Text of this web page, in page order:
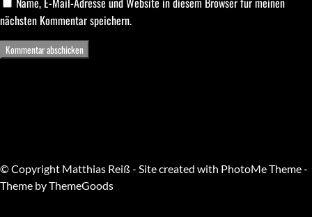
nächsten Kommentar speichern.
© Copyright Matthias Reiß - Site created with PhotoMe Theme -
Theme by ThemeGoods